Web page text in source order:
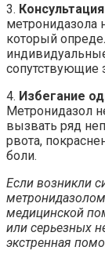
3.
метронидазола
который
сопутствующие
4. Избегание
Метронидазол
вызвать ряд
рвота,
боли.
Если возникли
медицинской
или серьезных
экстренная